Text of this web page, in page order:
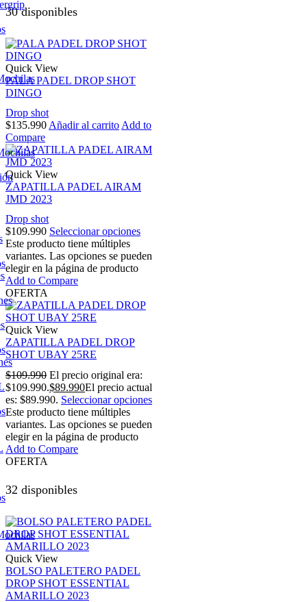
30 disponibles
Quick View
PALA PADEL DROP SHOT
DINGO
Drop shot
$135.990 Añadir al carrito Add to
Compare
Quick View
ZAPATILLA PADEL AIRAM
JMD 2023
Drop shot
$109.990 Seleccionar opciones
Este producto tiene múltiples
variantes. Las opciones se pueden
elegir en la página de producto
Add to Compare
OFERTA
Quick View
ZAPATILLA PADEL DROP
SHOT UBAY 25RE
$109.990 El precio original era:
$109.990.$89.990El precio actual
es: $89.990. Seleccionar opciones
Este producto tiene múltiples
variantes. Las opciones se pueden
elegir en la página de producto
Add to Compare
OFERTA
32 disponibles
Quick View
BOLSO PALETERO PADEL
DROP SHOT ESSENTIAL
AMARILLO 2023